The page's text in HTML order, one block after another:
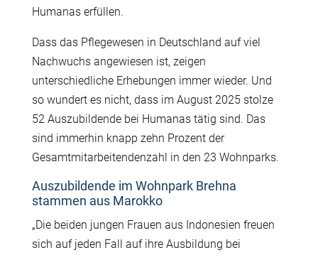
Humanas erfüllen.
Dass das Pflegewesen in Deutschland auf viel
Nachwuchs angewiesen ist, zeigen
unterschiedliche Erhebungen immer wieder. Und
so wundert es nicht, dass im August 2025 stolze
52 Auszubildende bei Humanas tätig sind. Das
sind immerhin knapp zehn Prozent der
Gesamtmitarbeitendenzahl in den 23 Wohnparks.
Auszubildende im Wohnpark Brehna
stammen aus Marokko
„Die beiden jungen Frauen aus Indonesien freuen
sich auf jeden Fall auf ihre Ausbildung bei